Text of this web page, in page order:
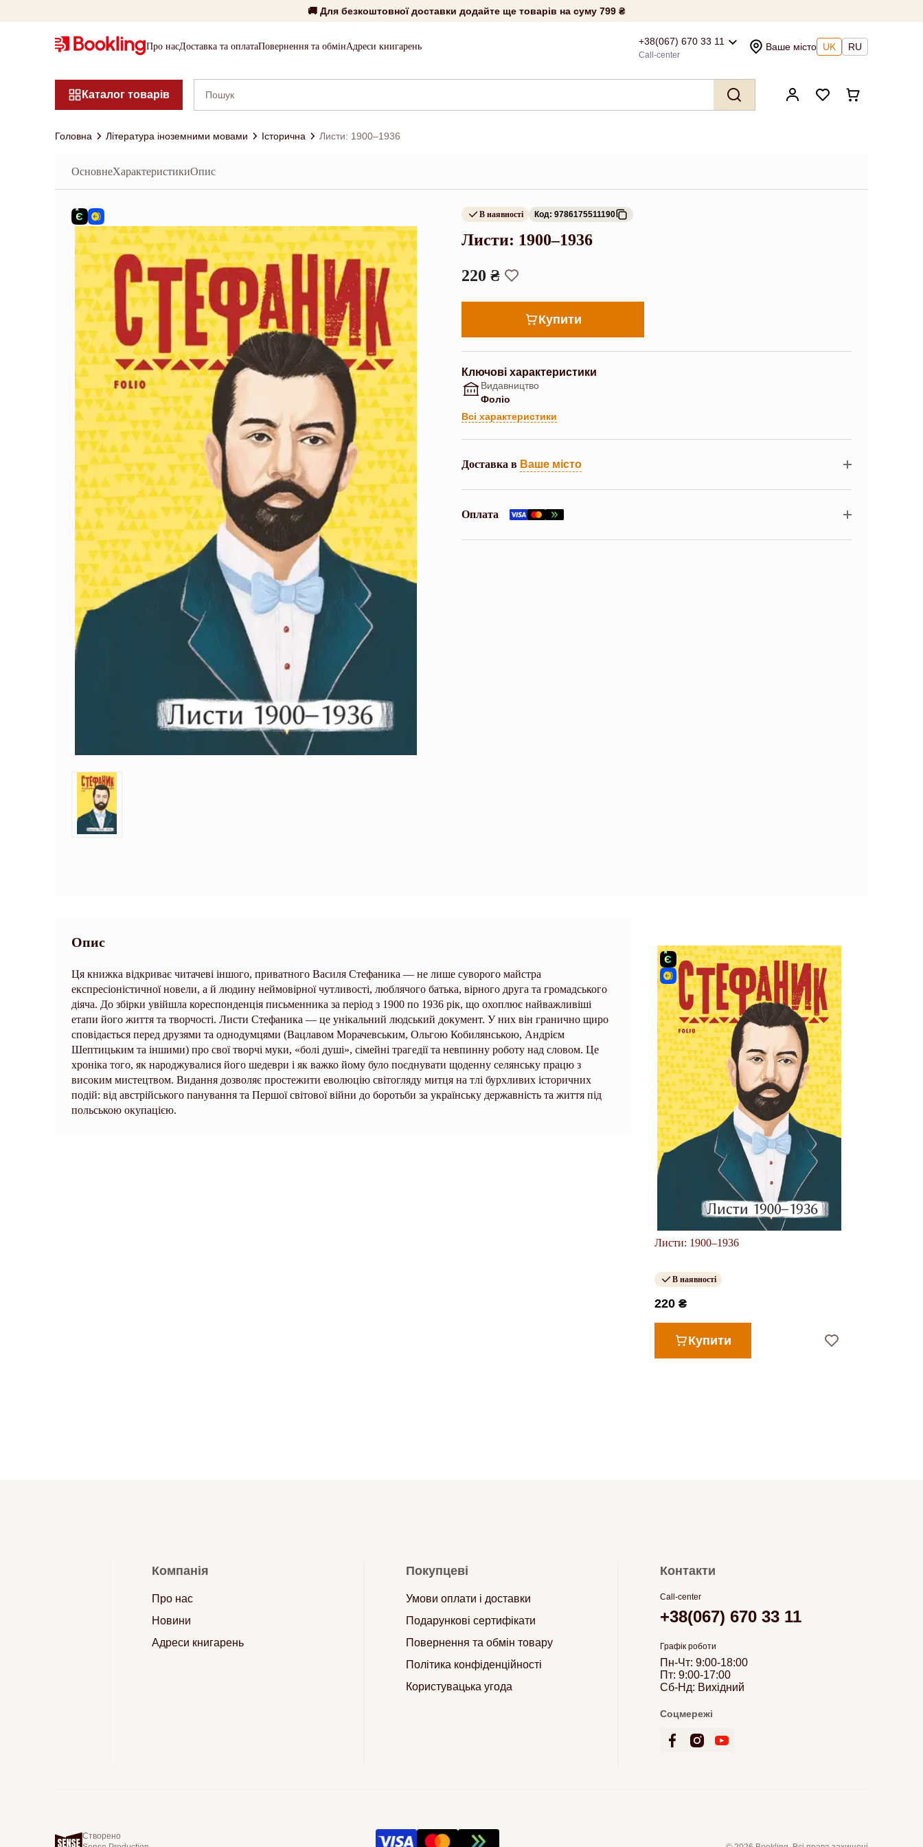
🚚 Для безкоштовної доставки додайте ще товарів на суму 799 ₴
Про насДоставка та оплатаПовернення та обмінАдреси книгарень +38(067) 670 33 11
Call-center
Ваше місто UK RU
Каталог товарів
Головна Література іноземними мовами Історична Листи: 1900–1936
ОсновнеХарактеристикиОпис
В наявності Код: 9786175511190
Листи: 1900–1936
220 ₴
Купити
Ключові характеристики
Видавництво
Фоліо
Всі характеристики
Доставка в Ваше місто
Оплата
Опис
Ця книжка відкриває читачеві іншого, приватного Василя Стефаника — не лише суворого майстра
експресіоністичної новели, а й людину неймовірної чутливості, люблячого батька, вірного друга та громадського
діяча. До збірки увійшла кореспонденція письменника за період з 1900 по 1936 рік, що охоплює найважливіші
етапи його життя та творчості. Листи Стефаника — це унікальний людський документ. У них він гранично щиро
сповідається перед друзями та однодумцями (Вацлавом Морачевським, Ольгою Кобилянською, Андрієм
Шептицьким та іншими) про свої творчі муки, «болі душі», сімейні трагедії та невпинну роботу над словом. Це
хроніка того, як народжувалися його шедеври і як важко йому було поєднувати щоденну селянську працю з
високим мистецтвом. Видання дозволяє простежити еволюцію світогляду митця на тлі бурхливих історичних
подій: від австрійського панування та Першої світової війни до боротьби за українську державність та життя під
польською окупацією.
Листи: 1900–1936
В наявності
220 ₴
Купити
Компанія
Про нас
Новини
Адреси книгарень
Покупцеві
Умови оплати і доставки
Подарункові сертифікати
Повернення та обмін товару
Політика конфіденційності
Користувацька угода
Контакти
Call-center
+38(067) 670 33 11
Графік роботи
Пн-Чт: 9:00-18:00
Пт: 9:00-17:00
Сб-Нд: Вихідний
Соцмережі
Створено